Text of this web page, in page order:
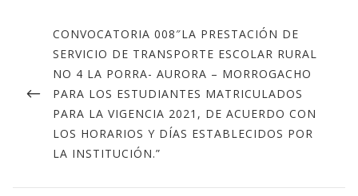
CONVOCATORIA 008″LA PRESTACIÓN DE
SERVICIO DE TRANSPORTE ESCOLAR RURAL
NO 4 LA PORRA- AURORA – MORROGACHO
PARA LOS ESTUDIANTES MATRICULADOS
PARA LA VIGENCIA 2021, DE ACUERDO CON
LOS HORARIOS Y DÍAS ESTABLECIDOS POR
LA INSTITUCIÓN.”